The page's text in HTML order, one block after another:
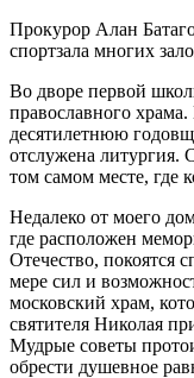
Прокурор Алан
спортзала многих
Во дворе первой
православного
десятилетнюю
отслужена литургия.
том самом месте, где
Недалеко от моего
где расположен
Отечество, покоятся
мере сил и
московский храм,
святителя Николая
Мудрые советы
обрести душевное